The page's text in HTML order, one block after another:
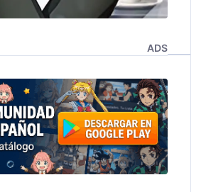
ADS